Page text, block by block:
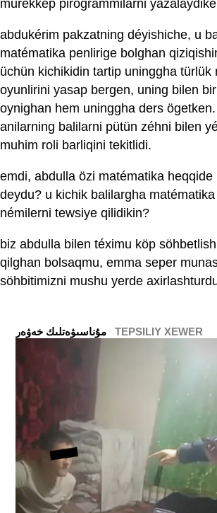
murekkep pirogrammilarni
abdukérim pakzatning déyishiche, u
matématika penlirige bolghan
üchün kichikidin tartip uninggha türlük
oyunlirini yasap bergen, uning bilen
oynighan hem uninggha ders
anilarning balilarni pütün zéhni bilen
muhim roli barliqini tekitlidi.
emdi, abdulla özi matématika heqqide
deydu? u kichik balilargha
némilerni tewsiye qilidikin?
biz abdulla bilen téximu köp
qilghan bolsaqmu, emma seper
söhbitimizni mushu yerde
TEPSILIY XEWER